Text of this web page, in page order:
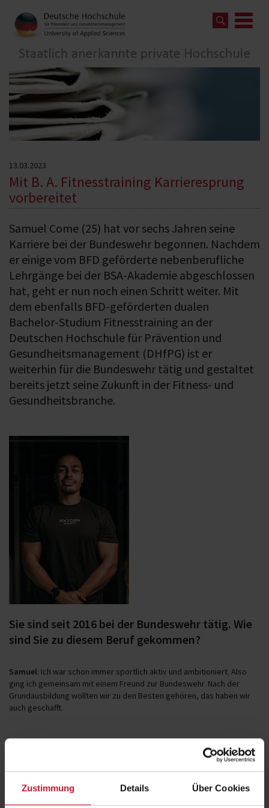
Zustimmung Details Über Cookies
13.03.2023
Mit B. A. Fitnesstraining Karrieresprung
vorbereitet
Samuel Come (25) hat vor sechs Jahren seine
Karriere bei der Bundeswehr begonnen. Nachdem
er einige vom BFD geförderte nebenberufliche
Lehrgänge bei der BSA-Akademie abgeschlossen
hat, geht er nun noch einen Schritt weiter. Mit
dem ebenfalls BFD-geförderten dualen
Bachelor-Studium Fitnesstraining an der
Deutschen Hochschule für Prävention und
Gesundheitsmanagement (DHfPG) ist er
weiterhin für die Bundeswehr tätig und gestaltet
bereits jetzt seine Zukunft in der Fitness- und
Gesundheitsbranche.
Sie sind seit 2016 bei der Bundeswehr tätig. Wie
sind Sie zu diesem Beruf gekommen?
Samuel: Ich war schon immer sportlich aktiv und ambitioniert. Also
ging ich gemeinsam mit einem Freund zur Bundeswehr. Nach der
Grundausbildung wollten wir zu den Besten gehören, das haben wir
auch geschafft.
Was hat Sie dazu bewogen, ein duales Studium